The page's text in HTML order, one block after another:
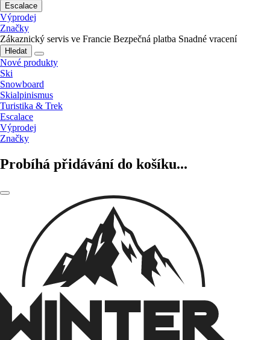
Escalace
Výprodej
Značky
Zákaznický servis ve Francie Bezpečná platba Snadné vracení
Hledat
Nové produkty
Ski
Snowboard
Skialpinismus
Turistika & Trek
Escalace
Výprodej
Značky
Probíhá přidávání do košíku...